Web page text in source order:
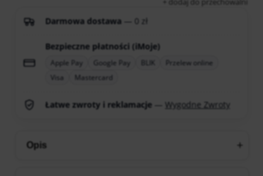
Darmowa dostawa — 0 zł
Bezpieczne płatności (iMoje)
Apple Pay Google Pay BLIK
Przelew online
Visa
Mastercard
Łatwe zwroty i reklamacje Wygodne Zwroty
Opis